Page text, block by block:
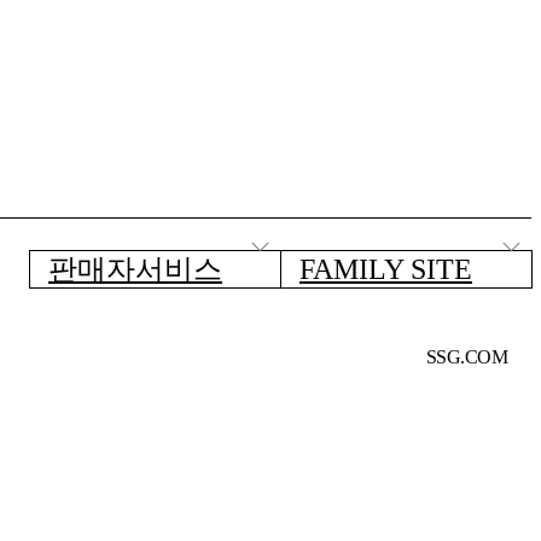
판매자서비스 FAMILY SITE
SSG.COM